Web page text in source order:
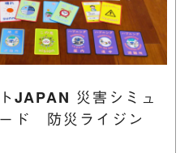
JAPAN 災害シミュ
ド 防災ライジン